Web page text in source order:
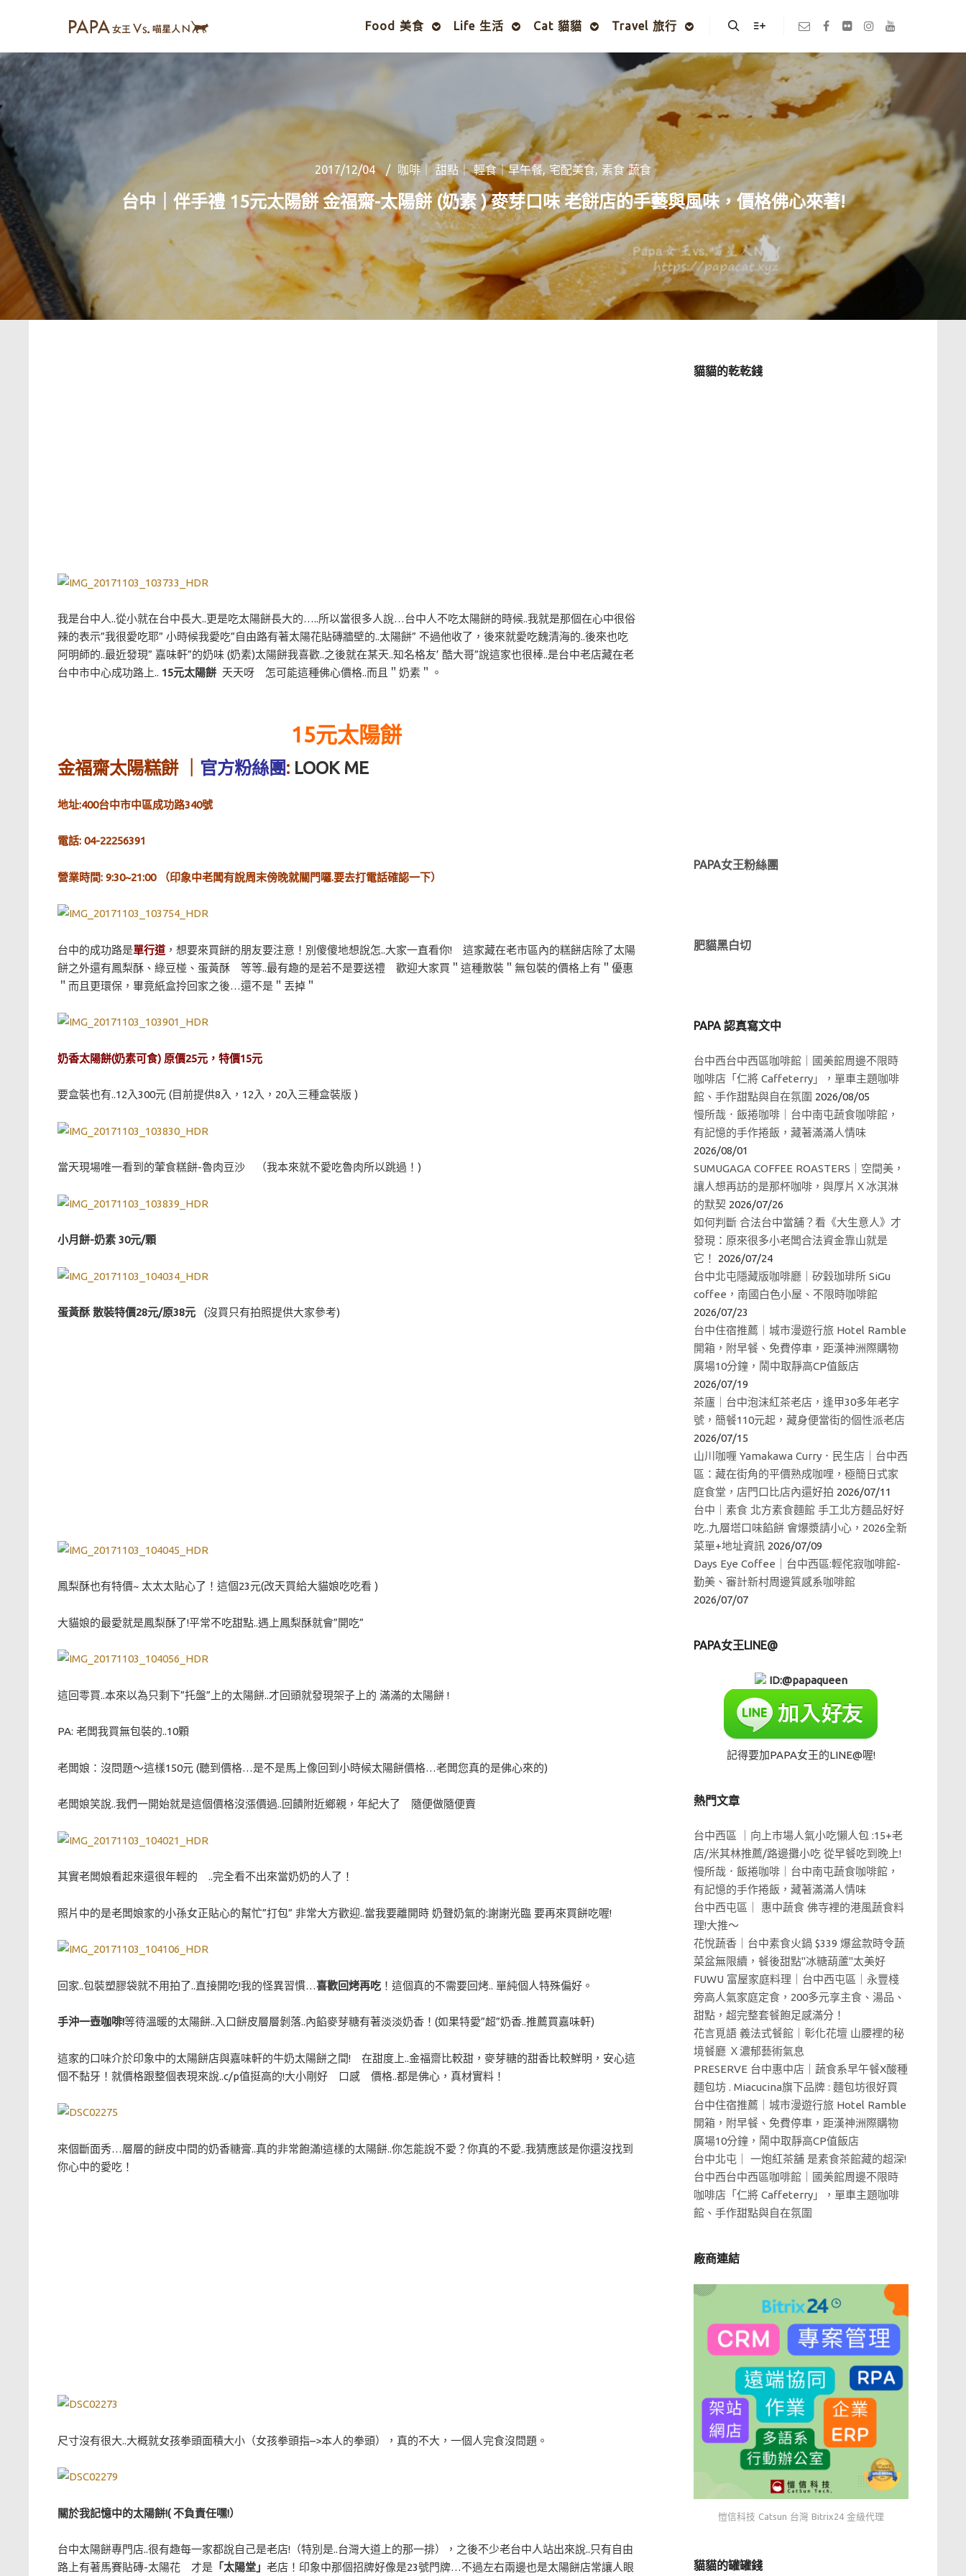
Food 美食 Life 生活 Cat 貓貓 Travel 旅行
2017/12/04 咖啡｜ 甜點｜ 輕食｜早午餐, 宅配美食, 素食 蔬食
台中｜伴手禮 15元太陽餅 金福齋-太陽餅 (奶素 ) 麥芽口味 老餅店的手藝與風味，價格佛心來著!
我是台中人..從小就在台中長大..更是吃太陽餅長大的…..所以當很多人說…台中人不吃太陽餅的時候..我就是那個在心中很俗
辣的表示”我很愛吃耶” 小時候我愛吃”自由路有著太陽花貼磚牆壁的..太陽餅” 不過他收了，後來就愛吃魏清海的..後來也吃
阿明師的..最近發現” 嘉味軒”的奶味 (奶素)太陽餅我喜歡..之後就在某天..知名格友’ 酷大哥”說這家也很棒..是台中老店藏在老
台中市中心成功路上.. 15元太陽餅 天天呀 怎可能這種佛心價格..而且＂奶素＂。
15元太陽餅
金福齋太陽糕餅 ｜ 官方粉絲團: LOOK ME
地址:400台中市中區成功路340號
電話: 04-22256391
營業時間: 9:30~21:00 （印象中老闆有說周末傍晚就關門囉.要去打電話確認一下）
台中的成功路是單行道 ，想要來買餅的朋友要注意！別傻傻地想說怎..大家一直看你! 這家藏在老市區內的糕餅店除了太陽
餅之外還有鳳梨酥、綠豆椪、蛋黃酥 等等..最有趣的是若不是要送禮 歡迎大家買＂這種散裝＂無包裝的價格上有＂優惠
＂而且更環保，畢竟紙盒拎回家之後…還不是＂丟掉＂
奶香太陽餅(奶素可食) 原價25元，特價15元
要盒裝也有..12入300元 (目前提供8入，12入，20入三種盒裝版 )
當天現場唯一看到的葷食糕餅-魯肉豆沙 （我本來就不愛吃魯肉所以跳過！)
小月餅-奶素 30元/顆
蛋黃酥 散裝特價28元/原38元 (沒買只有拍照提供大家參考)
鳳梨酥也有特價~ 太太太貼心了！這個23元(改天買給大貓娘吃吃看 )
大貓娘的最愛就是鳳梨酥了!平常不吃甜點..遇上鳳梨酥就會”開吃”
這回零買..本來以為只剩下”托盤”上的太陽餅..才回頭就發現架子上的 滿滿的太陽餅 !
PA: 老闆我買無包裝的..10顆
老闆娘：沒問題～這樣150元 (聽到價格…是不是馬上像回到小時候太陽餅價格…老闆您真的是佛心來的)
老闆娘笑說..我們一開始就是這個價格沒漲價過..回饋附近鄉親，年紀大了 隨便做隨便賣
其實老闆娘看起來還很年輕的 ..完全看不出來當奶奶的人了！
照片中的是老闆娘家的小孫女正貼心的幫忙”打包” 非常大方歡迎..當我要離開時 奶聲奶氣的:謝謝光臨 要再來買餅吃喔!
回家..包裝塑膠袋就不用拍了..直接開吃!我的怪異習慣…喜歡回烤再吃 ！這個真的不需要回烤.. 單純個人特殊偏好。
手沖一壺咖啡!等待溫暖的太陽餅..入口餅皮層層剝落..內餡麥芽糖有著淡淡奶香！(如果特愛”超”奶香..推薦買嘉味軒)
這家的口味介於印象中的太陽餅店與嘉味軒的牛奶太陽餅之間! 在甜度上..金福齋比較甜，麥芽糖的甜香比較鮮明，安心這
個不黏牙！就價格跟整個表現來說..c/p值挺高的!大小剛好 口感 價格..都是佛心，真材實料！
來個斷面秀…層層的餅皮中間的奶香糖膏..真的非常飽滿!這樣的太陽餅..你怎能說不愛？你真的不愛..我猜應該是你還沒找到
你心中的愛吃！
尺寸沒有很大..大概就女孩拳頭面積大小（女孩拳頭指–>本人的拳頭），真的不大，一個人完食沒問題。
關於我記憶中的太陽餅!( 不負責任嘿!）
台中太陽餅專門店..很有趣每一家都說自己是老店!（特別是..台灣大道上的那一排），之後不少老台中人站出來說..只有自由
路上有著馬賽貼磚-太陽花 才是 「太陽堂」 老店！印象中那個招牌好像是23號門牌…不過左右兩邊也是太陽餅店常讓人眼
貓貓的乾乾錢
PAPA女王粉絲團
肥貓黑白切
PAPA 認真寫文中
台中西台中西區咖啡館｜國美館周邊不限時
咖啡店「仁將 Caffeterry」，單車主題咖啡
館、手作甜點與自在氛圍 2026/08/05
慢所哉．飯捲咖啡｜台中南屯蔬食咖啡館，
有記憶的手作捲飯，藏著滿滿人情味
2026/08/01
SUMUGAGA COFFEE ROASTERS｜空間美，
讓人想再訪的是那杯咖啡，與厚片Ｘ冰淇淋
的默契 2026/07/26
如何判斷 合法台中當舖？看《大生意人》才
發現：原來很多小老闆合法資金靠山就是
它！
2026/07/24
台中北屯隱藏版咖啡廳｜矽穀珈琲所 SiGu
coffee，南國白色小屋、不限時咖啡館
2026/07/23
台中住宿推薦｜城市漫遊行旅 Hotel Ramble
開箱，附早餐、免費停車，距漢神洲際購物
廣場10分鐘，鬧中取靜高CP值飯店
2026/07/19
茶廬｜台中泡沫紅茶老店，逢甲30多年老字
號，簡餐110元起，藏身便當街的個性派老店
2026/07/15
山川咖喱 Yamakawa Curry．民生店｜台中西
區：藏在街角的平價熟成咖哩，極簡日式家
庭食堂，店門口比店內還好拍 2026/07/11
台中｜素食 北方素食麵館 手工北方麵品好好
吃..九層塔口味餡餅 會爆漿請小心，2026全新
菜單+地址資訊 2026/07/09
Days Eye Coffee｜台中西區:輕侘寂咖啡館-
勤美、審計新村周邊質感系咖啡館
2026/07/07
PAPA女王LINE@
ID:@papaqueen
記得要加PAPA女王的LINE@喔!
熱門文章
台中西區 ｜向上市場人氣小吃懶人包 :15+老
店/米其林推薦/路邊攤小吃 從早餐吃到晚上!
慢所哉．飯捲咖啡｜台中南屯蔬食咖啡館，
有記憶的手作捲飯，藏著滿滿人情味
台中西屯區｜ 惠中蔬食 佛寺裡的港風蔬食料
理!大推～
花悅蔬香｜台中素食火鍋 $339 爆盆款時令蔬
菜盆無限續，餐後甜點"冰糖葫蘆"太美好
FUWU 富屋家庭料理｜台中西屯區｜永豐棧
旁高人氣家庭定食，200多元享主食、湯品、
甜點，超完整套餐飽足感滿分！
花言覓語 義法式餐館｜彰化花壇 山腰裡的秘
境餐廳 Ｘ濃郁藝術氣息
PRESERVE 台中惠中店｜蔬食系早午餐X酸種
麵包坊 . Miacucina旗下品牌 : 麵包坊很好買
台中住宿推薦｜城市漫遊行旅 Hotel Ramble
開箱，附早餐、免費停車，距漢神洲際購物
廣場10分鐘，鬧中取靜高CP值飯店
台中北屯｜ 一炮紅茶舖 是素食茶館藏的超深!
台中西台中西區咖啡館｜國美館周邊不限時
咖啡店「仁將 Caffeterry」，單車主題咖啡
館、手作甜點與自在氛圍
廠商連結
愷信科技 Catsun 台灣 Bitrix24 金級代理
貓貓的罐罐錢